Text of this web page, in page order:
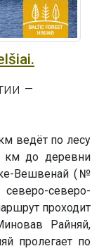
–
ведёт по лесу
км до деревни
Вешвенай (№
северо-
проходит
Райняй,
пролегает по